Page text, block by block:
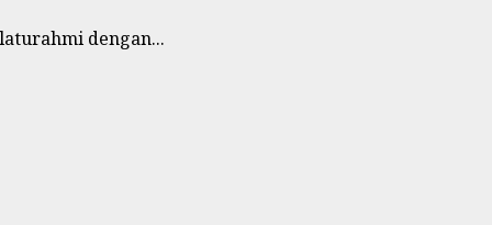
dengan...